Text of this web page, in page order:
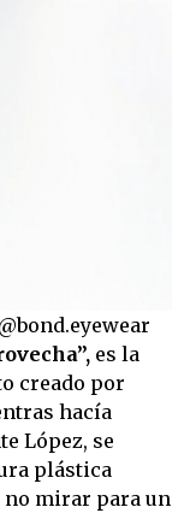
es la
creado por
hacía
López, se
plástica
no mirar para un